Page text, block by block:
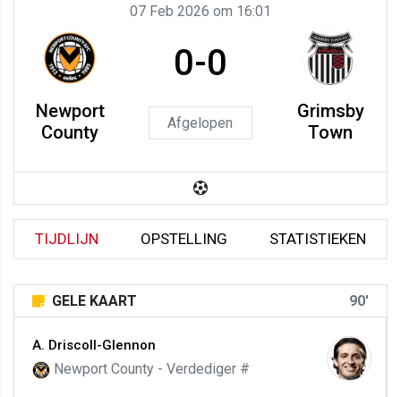
07 Feb 2026 om 16:01
Newport
County
0-0
Afgelopen
Grimsby
Town
TIJDLIJN OPSTELLING STATISTIEKEN
GELE KAART 90'
A. Driscoll-Glennon
Newport County - Verdediger #